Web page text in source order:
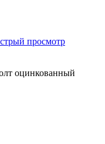
просмотр
оцинкованный